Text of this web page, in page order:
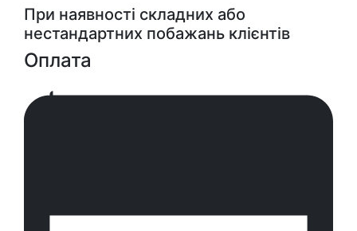
При наявності складних або
нестандартних побажань клієнтів
Оплата